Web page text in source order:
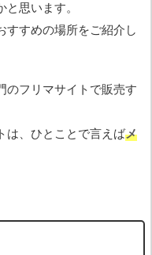
思います。
すすめの場所をご紹介し
のフリマサイトで販売す
は、ひとことで言えばメ